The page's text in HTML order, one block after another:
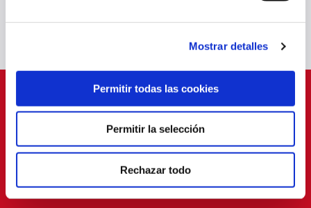
Mostrar detalles
Permitir todas las cookies
Permitir la selección
Rechazar todo